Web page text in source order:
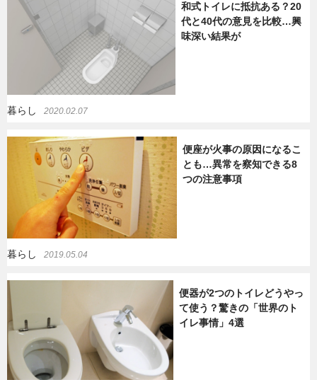
和式トイレに抵抗ある？20
代と40代の意見を比較…興
味深い結果が
暮らし 2020.02.07
便座が火事の原因になるこ
とも…異常を察知できる8
つの注意事項
暮らし 2019.05.04
便器が2つのトイレどうやっ
て使う？驚きの「世界のト
イレ事情」4選